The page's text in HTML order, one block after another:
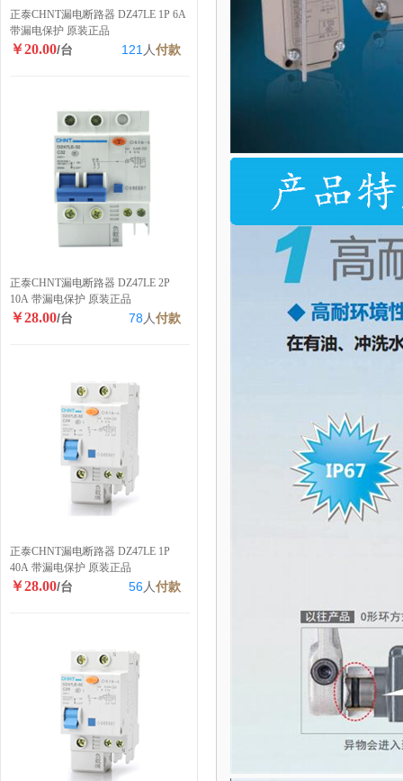
正泰CHNT漏电断路器 DZ47LE 1P 6A
带漏电保护 原装正品
￥20.00/台 121 人付款
正泰CHNT漏电断路器 DZ47LE 2P
10A 带漏电保护 原装正品
￥28.00/台 78 人付款
正泰CHNT漏电断路器 DZ47LE 1P
40A 带漏电保护 原装正品
￥28.00/台 56人付款